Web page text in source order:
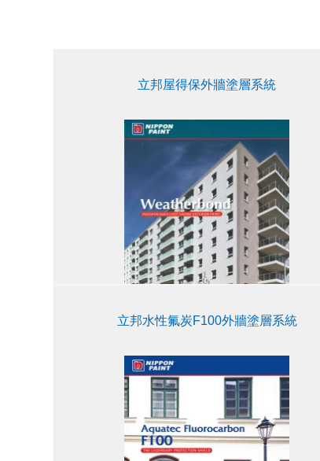
立邦屋得保外牆塗層系統
立邦水性氟炭F100外牆塗層系統